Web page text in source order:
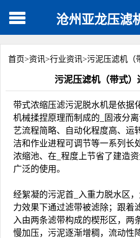
沧州亚龙压滤
首页>资讯>行业资讯>污泥压滤机（
污泥压滤机（带式）
带式浓缩压滤污泥脱水机是依据
机械揉捏原理而制成的_固液分
艺流程简略、自动化程度高、运
洁和作业进程可调节等一系列长
浓缩池、在_程度上节省了建造
广泛的使用。
经絮凝的污泥首_入重力脱水区
力效果下通过滤带被滤除；跟着
入由两条滤带构成的楔形区，两
慢加压，污泥逐渐增稠，流动性